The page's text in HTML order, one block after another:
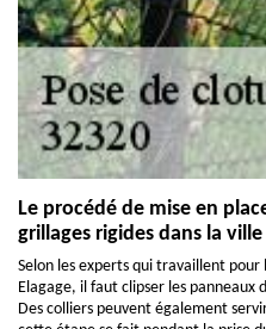
Le procédé de mise en
grillages rigides dans la
Selon les experts qui travaillent
Elagage, il faut clipser les panneaux
Des colliers peuvent également